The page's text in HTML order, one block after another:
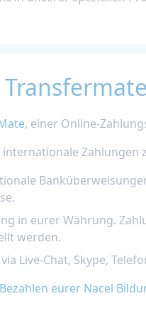
, einer Online-
Zahlungen
in eurer Währung.
werden.
Live-Chat, Skype,
eurer Nacel